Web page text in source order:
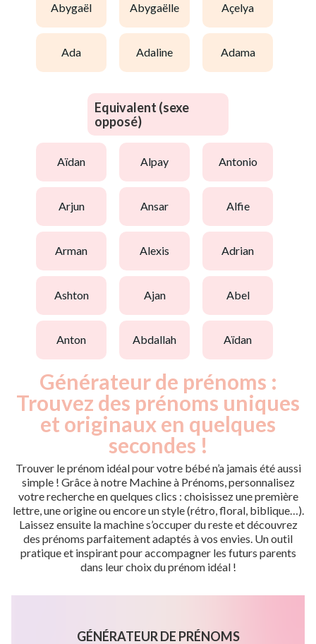
abygaël abygaëlle açelya
ada adaline adama
Equivalent (sexe
opposé)
aïdan alpay antonio
arjun ansar alfie
arman alexis adrian
ashton ajan abel
anton abdallah aïdan
Générateur de prénoms :
Trouvez des prénoms uniques
et originaux en quelques
secondes !
Trouver le prénom idéal pour votre bébé n’a jamais été aussi
simple ! Grâce à notre Machine à Prénoms, personnalisez
votre recherche en quelques clics : choisissez une première
lettre, une origine ou encore un style (rétro, floral, biblique…).
Laissez ensuite la machine s’occuper du reste et découvrez
des prénoms parfaitement adaptés à vos envies. Un outil
pratique et inspirant pour accompagner les futurs parents
dans leur choix du prénom idéal !
GÉNÉRATEUR DE PRÉNOMS